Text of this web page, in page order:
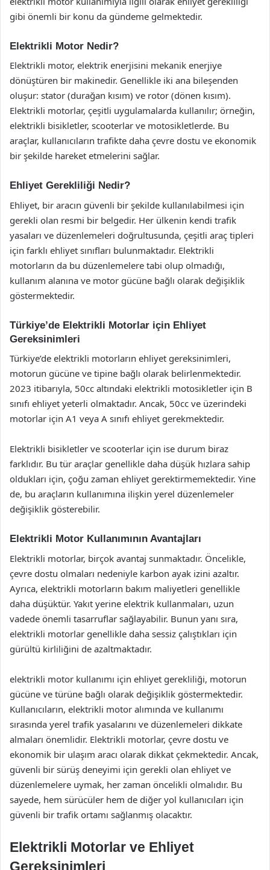
gibi önemli bir konu da gündeme gelmektedir.
Elektrikli Motor Nedir?
Elektrikli motor, elektrik enerjisini mekanik enerjiye
dönüştüren bir makinedir. Genellikle iki ana bileşenden
oluşur: stator (durağan kısım) ve rotor (dönen kısım).
Elektrikli motorlar, çeşitli uygulamalarda kullanılır; örneğin,
elektrikli bisikletler, scooterlar ve motosikletlerde. Bu
araçlar, kullanıcıların trafikte daha çevre dostu ve ekonomik
bir şekilde hareket etmelerini sağlar.
Ehliyet Gerekliliği Nedir?
Ehliyet, bir aracın güvenli bir şekilde kullanılabilmesi için
gerekli olan resmi bir belgedir. Her ülkenin kendi trafik
yasaları ve düzenlemeleri doğrultusunda, çeşitli araç tipleri
için farklı ehliyet sınıfları bulunmaktadır. Elektrikli
motorların da bu düzenlemelere tabi olup olmadığı,
kullanım alanına ve motor gücüne bağlı olarak değişiklik
göstermektedir.
Türkiye’de Elektrikli Motorlar için Ehliyet
Gereksinimleri
Türkiye’de elektrikli motorların ehliyet gereksinimleri,
motorun gücüne ve tipine bağlı olarak belirlenmektedir.
2023 itibarıyla, 50cc altındaki elektrikli motosikletler için B
sınıfı ehliyet yeterli olmaktadır. Ancak, 50cc ve üzerindeki
motorlar için A1 veya A sınıfı ehliyet gerekmektedir.
Elektrikli bisikletler ve scooterlar için ise durum biraz
farklıdır. Bu tür araçlar genellikle daha düşük hızlara sahip
oldukları için, çoğu zaman ehliyet gerektirmemektedir. Yine
de, bu araçların kullanımına ilişkin yerel düzenlemeler
değişiklik gösterebilir.
Elektrikli Motor Kullanımının Avantajları
Elektrikli motorlar, birçok avantaj sunmaktadır. Öncelikle,
çevre dostu olmaları nedeniyle karbon ayak izini azaltır.
Ayrıca, elektrikli motorların bakım maliyetleri genellikle
daha düşüktür. Yakıt yerine elektrik kullanmaları, uzun
vadede önemli tasarruflar sağlayabilir. Bunun yanı sıra,
elektrikli motorlar genellikle daha sessiz çalıştıkları için
gürültü kirliliğini de azaltmaktadır.
elektrikli motor kullanımı için ehliyet gerekliliği, motorun
gücüne ve türüne bağlı olarak değişiklik göstermektedir.
Kullanıcıların, elektrikli motor alımında ve kullanımı
sırasında yerel trafik yasalarını ve düzenlemeleri dikkate
almaları önemlidir. Elektrikli motorlar, çevre dostu ve
ekonomik bir ulaşım aracı olarak dikkat çekmektedir. Ancak,
güvenli bir sürüş deneyimi için gerekli olan ehliyet ve
düzenlemelere uymak, her zaman öncelikli olmalıdır. Bu
sayede, hem sürücüler hem de diğer yol kullanıcıları için
güvenli bir trafik ortamı sağlanmış olacaktır.
Elektrikli Motorlar ve Ehliyet
Gereksinimleri